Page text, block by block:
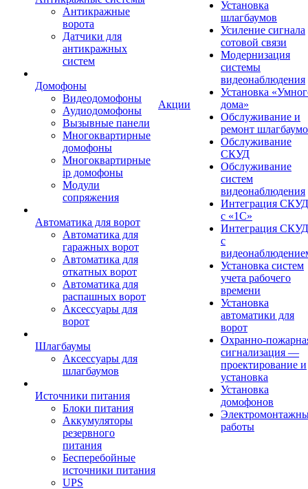
Антикражные
ворота
Датчики для
антикражных
систем
Домофоны
Видеодомофоны
Аудиодомофоны
Вызывные панели
Многоквартирные
домофоны
Многоквартирные
ip домофоны
Модули
сопряжения
Автоматика для ворот
Автоматика для
гаражных ворот
Автоматика для
откатных ворот
Автоматика для
распашных ворот
Аксессуары для
ворот
Шлагбаумы
Аксессуары для
шлагбаумов
Источники питания
Блоки питания
Аккумуляторы
резервного
питания
Бесперебойные
источники питания
UPS
Акции
Установка
шлагбаумов
Усиление сигнала
сотовой связи
Модернизация
системы
видеонаблюдения
Установка
дома»
Обслуживание и
ремонт
Обслуживание
СКУД
Обслуживание
систем
видеонаблюдения
Интеграция СКУД
с «1С»
Интеграция СКУД
с
Установка систем
учета рабочего
времени
Установка
автоматики для
ворот
Охранно-
сигнализация —
проектирование и
установка
Установка
домофонов
работы